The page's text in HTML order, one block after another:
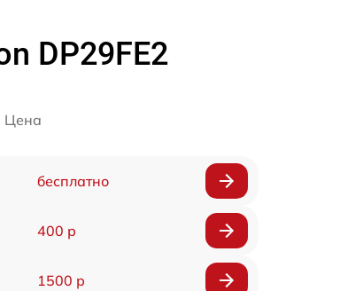
DP29FE2
Цена
бесплатно
400 р
1500 р